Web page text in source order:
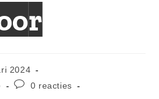
2024
Bericht0 reacties